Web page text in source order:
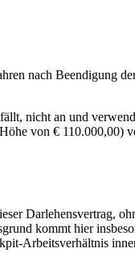
nach Beendigung
nicht an und
von € 110.000,00)
Darlehensvertrag,
kommt hier
Arbeitsverhältnis